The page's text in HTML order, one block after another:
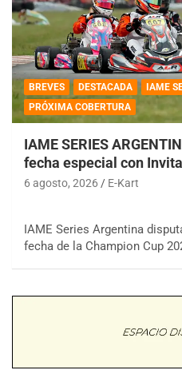
BREVES DESTACADA
IAME
PRÓXIMA COBERTURA
IAME SERIES
fecha especial con
6 agosto, 2026 E-Kart
IAME Series Argentina
fecha de la Champion Cup